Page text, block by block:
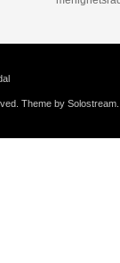
Theme by Solostream